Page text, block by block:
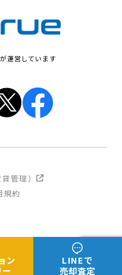
ン
LINEで
売却査定
運営しています
規約
管理）